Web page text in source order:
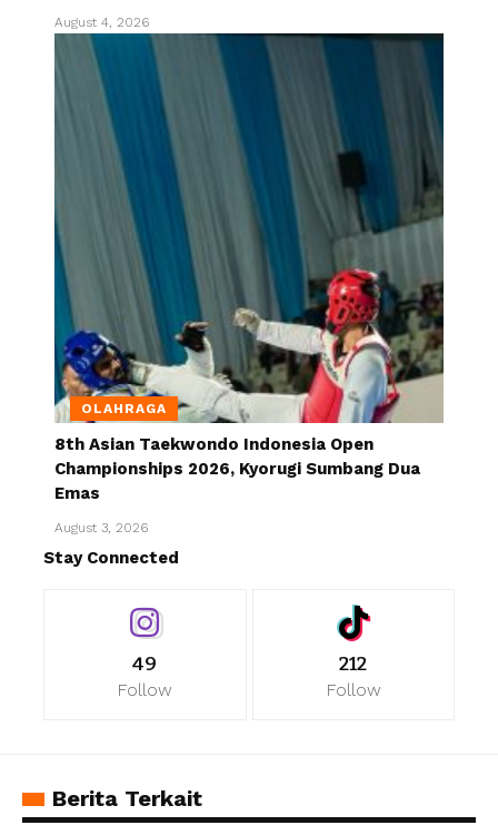
August 4, 2026
OLAHRAGA
8th Asian Taekwondo Indonesia Open
Championships 2026, Kyorugi Sumbang Dua
Emas
August 3, 2026
Stay Connected
49
Follow
212
Follow
Berita Terkait